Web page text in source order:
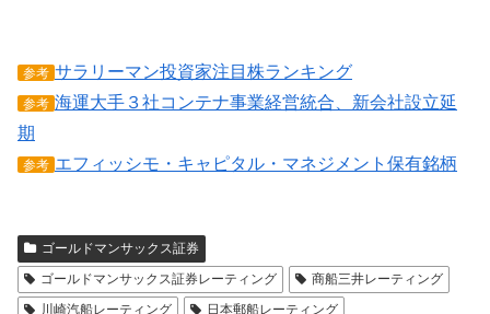
参考 サラリーマン投資家注目株ランキング
参考 海運大手３社コンテナ事業経営統合、新会社設立延
期
参考 エフィッシモ・キャピタル・マネジメント保有銘柄
ゴールドマンサックス証券
ゴールドマンサックス証券レーティング
商船三井レーティング
川崎汽船レーティング
日本郵船レーティング